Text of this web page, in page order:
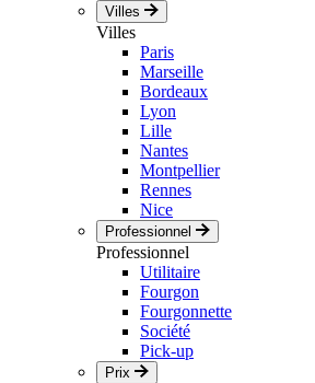
Villes
Villes
Paris
Marseille
Bordeaux
Lyon
Lille
Nantes
Montpellier
Rennes
Nice
Professionnel
Professionnel
Utilitaire
Fourgon
Fourgonnette
Société
Pick-up
Prix